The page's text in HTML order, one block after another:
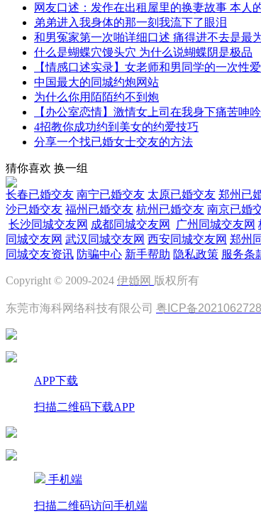
网友口述：发作在出租屋里的换妻故事 本人
弟弟进入我身体的那一刻我流下了眼泪
和男冤家第一次啪详细口述 痛得进不去是最
什么是蝴蝶穴馒头穴 为什么说蝴蝶阴是极品
【情感口述实录】女老师和男同学的一次性
中国最大的同城约炮网站
为什么你用陌陌约不到炮
【办公室恋情】激情女上司在我身下痛苦呻吟
4招教你成功约到美女的约爱技巧
分享一个找已婚女士交友的方法
猜你喜欢 换一组
长春已婚交友 南宁已婚交友 太原已婚交友 郑州已
沙已婚交友 福州已婚交友 杭州已婚交友 南京已婚
长沙同城交友网 成都同城交友网 广州同城交友网
同城交友网 武汉同城交友网 西安同城交友网 郑州
同城交友资讯 防骗中心 新手帮助 隐私政策 服务条
Copyright © 2009-2024 伊婚网 版权所有
东莞市海科网络科技有限公司 粤ICP备
APP下载
扫描二维码下载APP
手机端
扫描二维码访问手机端